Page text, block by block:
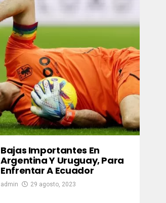
Bajas Importantes En
Argentina Y Uruguay, Para
Enfrentar A Ecuador
admin 29 agosto, 2023